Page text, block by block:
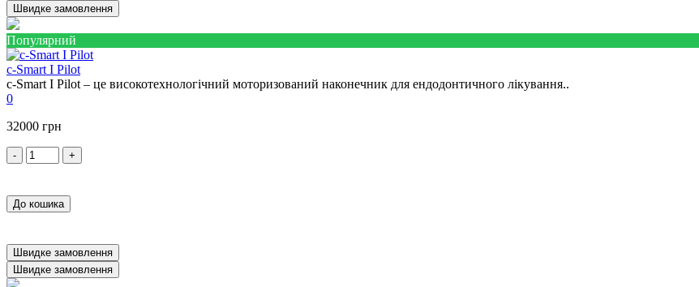
Швидке замовлення
Популярний
c-Smart I Pilot
c-Smart I Pilot – це високотехнологічний моторизований наконечник для ендодонтичного лікування..
0
32000 грн
- +
До кошика
Швидке замовлення
Швидке замовлення